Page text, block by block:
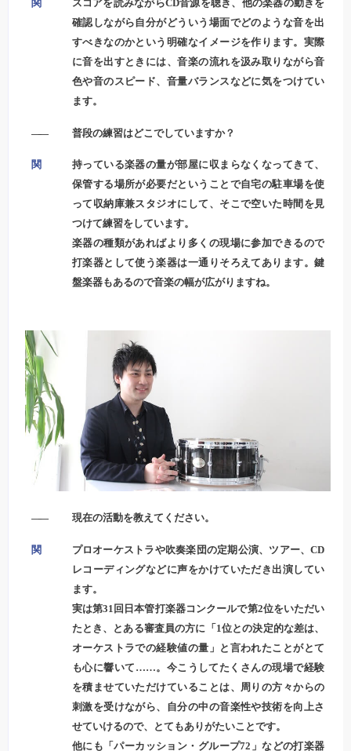
関
スコアを読みながらCD音源を聴き、他の楽器の動きを
確認しながら自分がどういう場面でどのような音を出
すべきなのかという明確なイメージを作ります。実際
に音を出すときには、音楽の流れを汲み取りながら音
色や音のスピード、音量バランスなどに気をつけてい
ます。
―― 普段の練習はどこでしていますか？
関
持っている楽器の量が部屋に収まらなくなってきて、
保管する場所が必要だということで自宅の駐車場を使
って収納庫兼スタジオにして、そこで空いた時間を見
つけて練習をしています。
楽器の種類があればより多くの現場に参加できるので
打楽器として使う楽器は一通りそろえてあります。鍵
盤楽器もあるので音楽の幅が広がりますね。
―― 現在の活動を教えてください。
関
プロオーケストラや吹奏楽団の定期公演、ツアー、CD
レコーディングなどに声をかけていただき出演してい
ます。
実は第31回日本管打楽器コンクールで第2位をいただい
たとき、とある審査員の方に「1位との決定的な差は、
オーケストラでの経験値の量」と言われたことがとて
も心に響いて……。今こうしてたくさんの現場で経験
を積ませていただけていることは、周りの方々からの
刺激を受けながら、自分の中の音楽性や技術を向上さ
せていけるので、とてもありがたいことです。
他にも「パーカッション・グループ72」などの打楽器